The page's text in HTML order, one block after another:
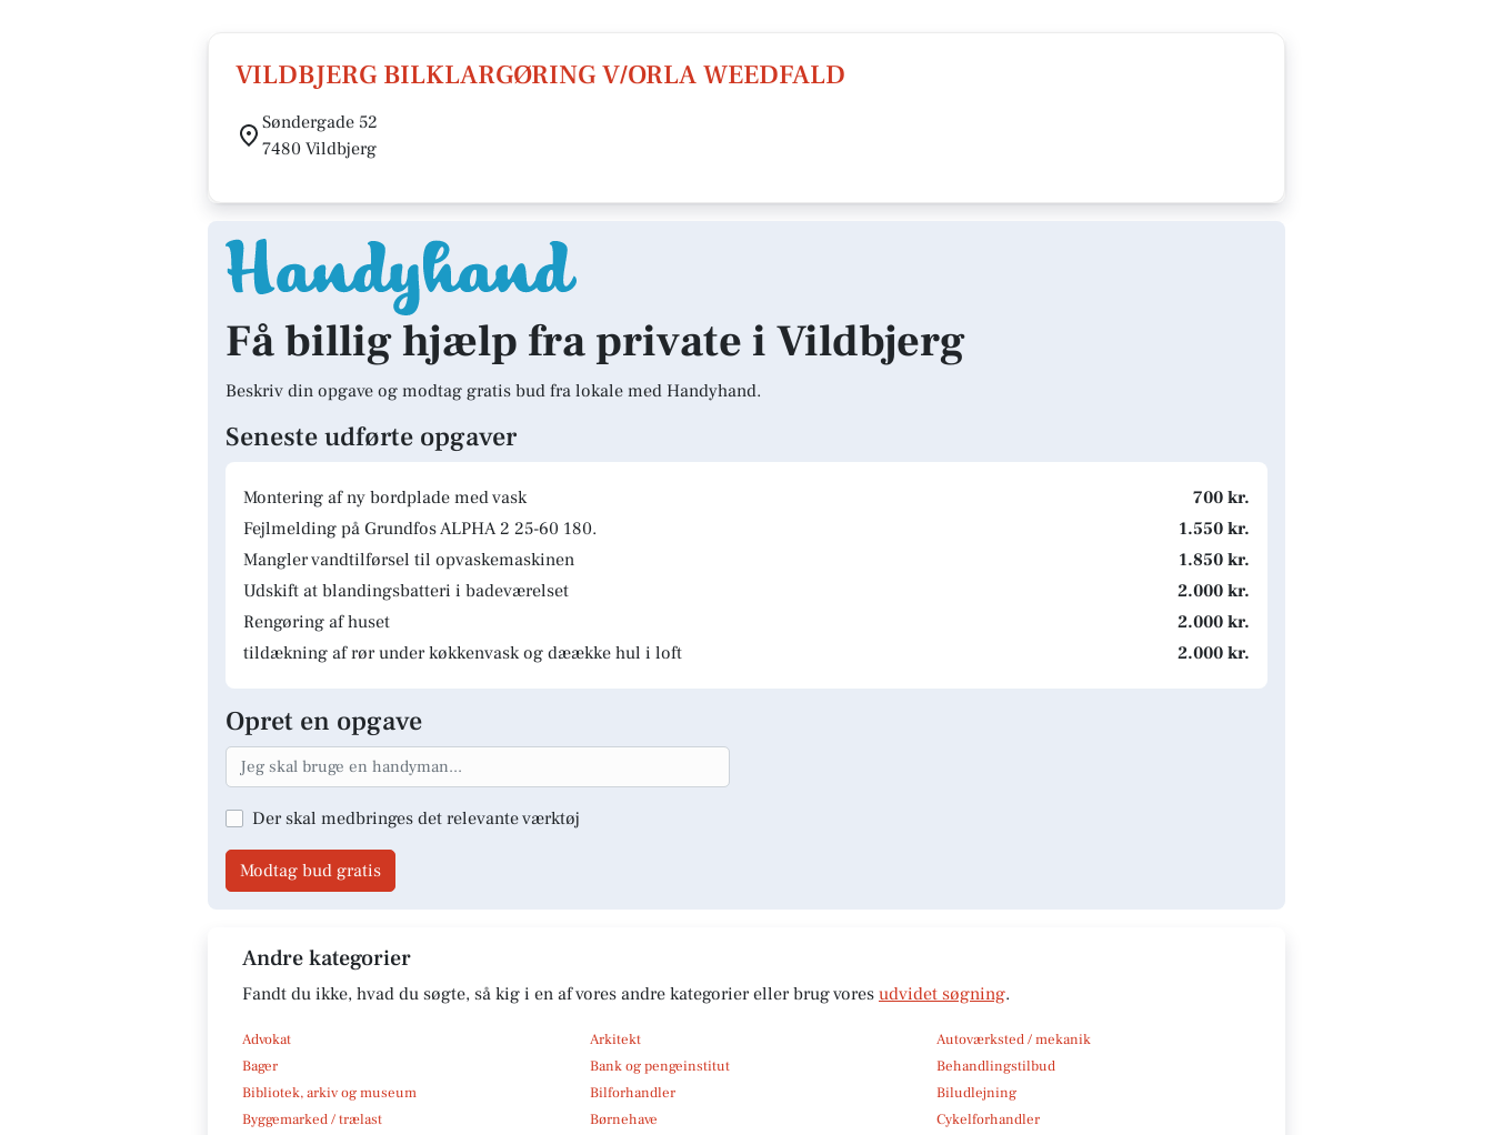
VILDBJERG BILKLARGØRING V/ORLA WEEDFALD
Søndergade 52
7480 Vildbjerg
Få billig hjælp fra private i Vildbjerg
Beskriv din opgave og modtag gratis bud fra lokale med Handyhand.
Seneste udførte opgaver
Montering af ny bordplade med vask
700 kr.
Fejlmelding på Grundfos ALPHA 2 25-60 180.
1.550 kr.
Mangler vandtilførsel til opvaskemaskinen
1.850 kr.
Udskift at blandingsbatteri i badeværelset
2.000 kr.
Rengøring af huset
2.000 kr.
tildækning af rør under køkkenvask og dæække hul i loft
2.000 kr.
Opret en opgave
Der skal medbringes det relevante værktøj
Modtag bud gratis
Andre kategorier
Fandt du ikke, hvad du søgte, så kig i en af vores andre kategorier eller brug vores udvidet søgning.
Advokat Arkitekt
Autoværksted / mekanik
Bager
Bank og pengeinstitut
Behandlingstilbud
Bibliotek, arkiv og museum
Bilforhandler
Biludlejning
Byggemarked / trælast
Børnehave
Cykelforhandler